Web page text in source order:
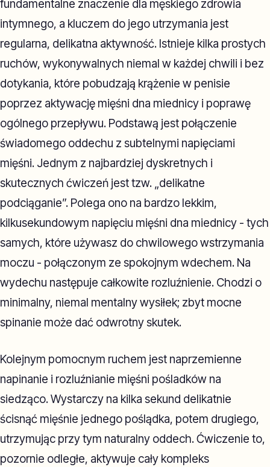
fundamentalne znaczenie dla męskiego zdrowia
intymnego, a kluczem do jego utrzymania jest
regularna, delikatna aktywność. Istnieje kilka prostych
ruchów, wykonywalnych niemal w każdej chwili i bez
dotykania, które pobudzają krążenie w penisie
poprzez aktywację mięśni dna miednicy i poprawę
ogólnego przepływu. Podstawą jest połączenie
świadomego oddechu z subtelnymi napięciami
mięśni. Jednym z najbardziej dyskretnych i
skutecznych ćwiczeń jest tzw. „delikatne
podciąganie”. Polega ono na bardzo lekkim,
kilkusekundowym napięciu mięśni dna miednicy - tych
samych, które używasz do chwilowego wstrzymania
moczu - połączonym ze spokojnym wdechem. Na
wydechu następuje całkowite rozluźnienie. Chodzi o
minimalny, niemal mentalny wysiłek; zbyt mocne
spinanie może dać odwrotny skutek.
Kolejnym pomocnym ruchem jest naprzemienne
napinanie i rozluźnianie mięśni pośladków na
siedząco. Wystarczy na kilka sekund delikatnie
ścisnąć mięśnie jednego poślądka, potem drugiego,
utrzymując przy tym naturalny oddech. Ćwiczenie to,
pozornie odległe, aktywuje cały kompleks